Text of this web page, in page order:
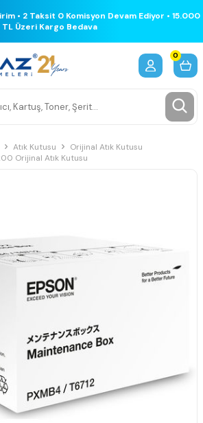
• 2 Taksit 0 Komisyon Devam Ediyor • 15.000
TL Üzeri Kargo Bedava
0
Atık Kutusu
Orijinal Atık Kutusu
Orijinal Atık Kutusu